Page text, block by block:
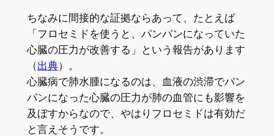
ちなみに間接的な証拠ならあって、たとえば
「フロセミドを使うと、パンパンになっていた
心臓の圧力が改善する」という報告があります
（出典）。
心臓病で肺水腫になるのは、血液の渋滞でパン
パンになった心臓の圧力が肺の血管にも影響を
及ぼすからなので、やはりフロセミドは有効だ
と言えそうです。